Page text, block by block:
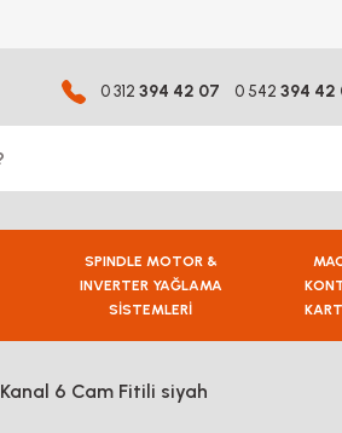
0 312 394 42 07 0 542 394 42
SPINDLE MOTOR &
INVERTER YAĞLAMA
SİSTEMLERİ
Kanal 6 Cam Fitili siyah